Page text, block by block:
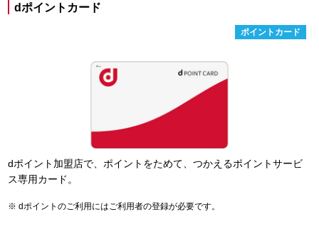
dポイントカード
ポイントカード
dポイント加盟店で、ポイントをためて、つかえるポイントサービ
ス専用カード。
dポイントのご利用にはご利用者の登録が必要です。